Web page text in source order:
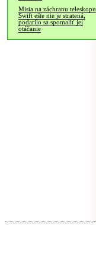
Misia na záchranu teleskopu
Swift ešte nie je stratená,
podarilo sa spomaliť jej
otáčanie